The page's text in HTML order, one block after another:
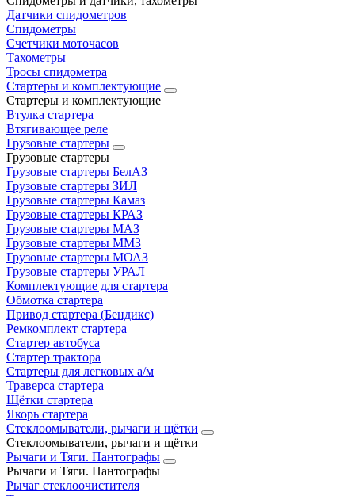
Датчики спидометров
Спидометры
Счетчики моточасов
Тахометры
Тросы спидометра
Стартеры и комплектующие
Стартеры и комплектующие
Втулка стартера
Втягивающее реле
Грузовые стартеры
Грузовые стартеры
Грузовые стартеры БелАЗ
Грузовые стартеры ЗИЛ
Грузовые стартеры Камаз
Грузовые стартеры КРАЗ
Грузовые стартеры МАЗ
Грузовые стартеры ММЗ
Грузовые стартеры МОАЗ
Грузовые стартеры УРАЛ
Комплектующие для стартера
Обмотка стартера
Привод стартера (Бендикс)
Ремкомплект стартера
Стартер автобуса
Стартер трактора
Стартеры для легковых а/м
Траверса стартера
Щётки стартера
Якорь стартера
Стеклоомыватели, рычаги и щётки
Стеклоомыватели, рычаги и щётки
Рычаги и Тяги. Пантографы
Рычаги и Тяги. Пантографы
Рычаг стеклоочистителя